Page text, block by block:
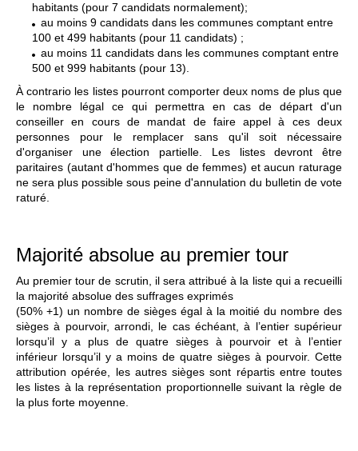
habitants (pour 7 candidats normalement);
au moins 9 candidats dans les communes comptant entre
100 et 499 habitants (pour 11 candidats) ;
au moins 11 candidats dans les communes comptant entre
500 et 999 habitants (pour 13).
À contrario les listes pourront comporter deux noms de plus que
le nombre légal ce qui permettra en cas de départ d'un
conseiller en cours de mandat de faire appel à ces deux
personnes pour le remplacer sans qu'il soit nécessaire
d'organiser une élection partielle. Les listes devront être
paritaires (autant d'hommes que de femmes) et aucun raturage
ne sera plus possible sous peine d'annulation du bulletin de vote
raturé.
Majorité absolue au premier tour
Au premier tour de scrutin, il sera attribué à la liste qui a recueilli
la majorité absolue des suffrages exprimés
(50% +1) un nombre de sièges égal à la moitié du nombre des
sièges à pourvoir, arrondi, le cas échéant, à l’entier supérieur
lorsqu’il y a plus de quatre sièges à pourvoir et à l’entier
inférieur lorsqu’il y a moins de quatre sièges à pourvoir. Cette
attribution opérée, les autres sièges sont répartis entre toutes
les listes à la représentation proportionnelle suivant la règle de
la plus forte moyenne.